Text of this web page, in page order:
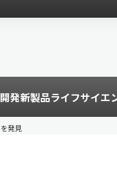
発新製品ライフサイエ
発見